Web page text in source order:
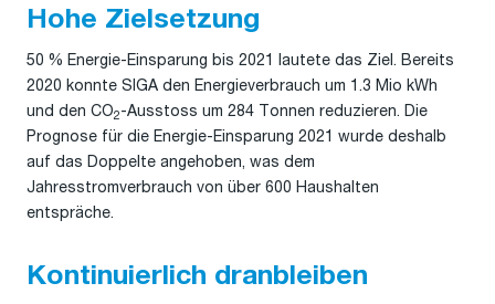
Hohe Zielsetzung
50 % Energie-Einsparung bis 2021 lautete das Ziel. Bereits
2020 konnte SIGA den Energieverbrauch um 1.3 Mio kWh
und den CO2-Ausstoss um 284 Tonnen reduzieren. Die
Prognose für die Energie-Einsparung 2021 wurde deshalb
auf das Doppelte angehoben, was dem
Jahresstromverbrauch von über 600 Haushalten
entspräche.
Kontinuierlich dranbleiben